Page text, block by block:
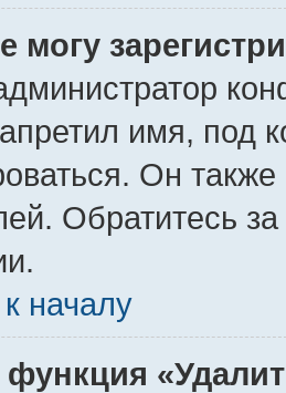
могу
имя, под
Он
Обратитесь
началу
функция